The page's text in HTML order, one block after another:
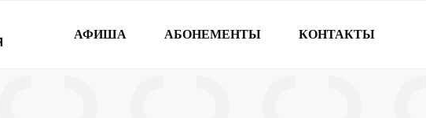
АФИША АБОНЕМЕНТЫ КОНТАКТЫ